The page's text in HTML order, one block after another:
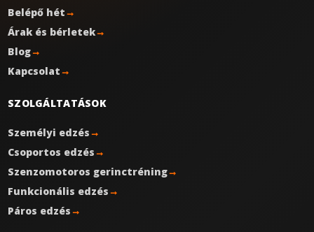
Belépő hét→
Árak és bérletek→
Blog→
Kapcsolat→
SZOLGÁLTATÁSOK
Személyi edzés→
Csoportos edzés→
Szenzomotoros gerinctréning→
Funkcionális edzés→
Páros edzés→